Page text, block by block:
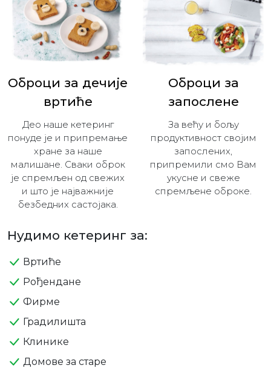
Оброци за дечијe
вртиће
Део наше кетеринг
понуде је и припремање
хране за наше
малишане. Сваки оброк
је спремљен од свежих
и што је најважније
безбедних састојака.
Оброци за
запослене
За већу и бољу
продуктивност својим
запослених,
припремили смо Вам
укусне и свеже
спремљене оброке.
Нудимо кетеринг за:
Вртиће
Рођендане
Фирме
Градилишта
Клинике
Домове за старе